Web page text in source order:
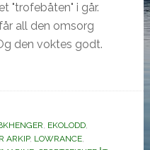
"trofebåten" i går.
all den omsorg
den voktes godt.
, EKOLODD,
ARKIP, LOWRANCE,